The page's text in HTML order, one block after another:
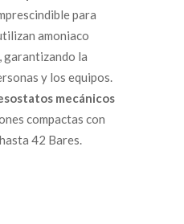
para
amoniaco
la
y los equipos.
mecánicos
compactas con
42 Bares.